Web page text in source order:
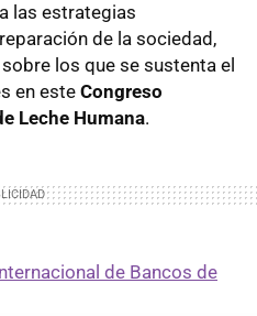
las estrategias
de la sociedad,
los que se sustenta el
en este Congreso
Leche Humana.
de Bancos de